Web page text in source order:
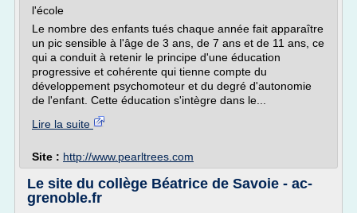
l'école
Le nombre des enfants tués chaque année fait apparaître
un pic sensible à l'âge de 3 ans, de 7 ans et de 11 ans, ce
qui a conduit à retenir le principe d'une éducation
progressive et cohérente qui tienne compte du
développement psychomoteur et du degré d'autonomie
de l'enfant. Cette éducation s'intègre dans le...
Lire la suite
Site : http://www.pearltrees.com
Le site du collège Béatrice de Savoie - ac-
grenoble.fr